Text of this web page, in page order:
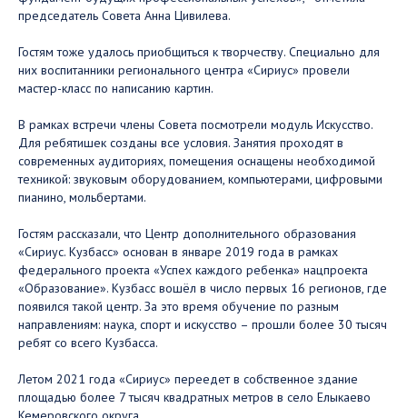
председатель Совета Анна Цивилева.
Гостям тоже удалось приобщиться к творчеству. Специально для
них воспитанники регионального центра «Сириус» провели
мастер-класс по написанию картин.
В рамках встречи члены Совета посмотрели модуль Искусство.
Для ребятишек созданы все условия. Занятия проходят в
современных аудиториях, помещения оснащены необходимой
техникой: звуковым оборудованием, компьютерами, цифровыми
пианино, мольбертами.
Гостям рассказали, что Центр дополнительного образования
«Сириус. Кузбасс» основан в январе 2019 года в рамках
федерального проекта «Успех каждого ребенка» нацпроекта
«Образование». Кузбасс вошёл в число первых 16 регионов, где
появился такой центр. За это время обучение по разным
направлениям: наука, спорт и искусство – прошли более 30 тысяч
ребят со всего Кузбасса.
Летом 2021 года «Сириус» переедет в собственное здание
площадью более 7 тысяч квадратных метров в село Елыкаево